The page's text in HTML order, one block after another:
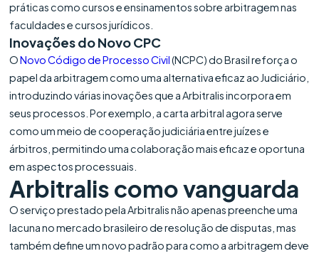
práticas como cursos e ensinamentos sobre arbitragem nas
faculdades e cursos jurídicos.
Inovações do Novo CPC
ONovo Código de Processo Civil(NCPC) do Brasil reforça o
papel da arbitragem como uma alternativa eficaz ao Judiciário,
introduzindo várias inovações que a Arbitralis incorpora em
seus processos. Por exemplo, a carta arbitral agora serve
como um meio de cooperação judiciária entre juízes e
árbitros, permitindo uma colaboração mais eficaz e oportuna
em aspectos processuais.
Arbitralis como vanguarda
O serviço prestado pela Arbitralis não apenas preenche uma
lacuna no mercado brasileiro de resolução de disputas, mas
também define um novo padrão para como a arbitragem deve